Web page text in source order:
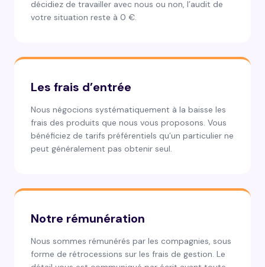
décidiez de travailler avec nous ou non, l’audit de
votre situation reste à 0 €.
Les frais d’entrée
Nous négocions systématiquement à la baisse les
frais des produits que nous vous proposons. Vous
bénéficiez de tarifs préférentiels qu’un particulier ne
peut généralement pas obtenir seul.
Notre rémunération
Nous sommes rémunérés par les compagnies, sous
forme de rétrocessions sur les frais de gestion. Le